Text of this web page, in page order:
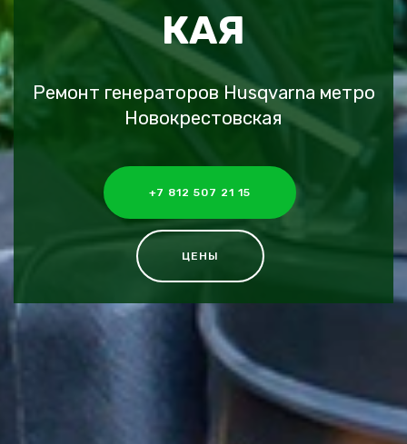
КАЯ
Ремонт генераторов Husqvarna метро
Новокрестовская
+7 812 507 21 15
ЦЕНЫ